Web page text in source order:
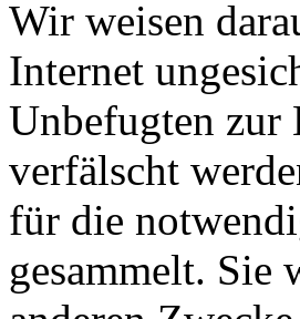
Wir weisen
Internet
Unbefugten zur
verfälscht
für die
gesammelt. Sie